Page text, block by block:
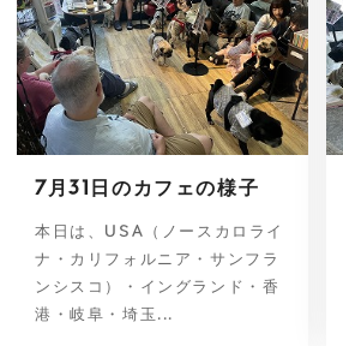
7月31日のカフェの様子
本日は、USA（ノースカロライ
ナ・カリフォルニア・サンフラ
ンシスコ）・イングランド・香
港・岐阜・埼玉...